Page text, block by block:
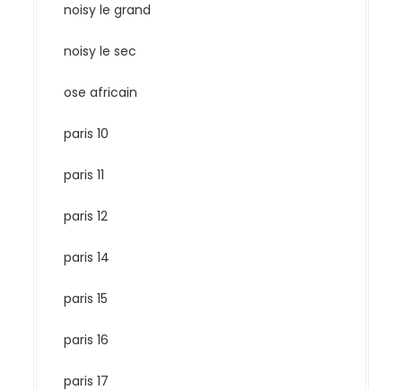
noisy le grand
noisy le sec
ose africain
paris 10
paris 11
paris 12
paris 14
paris 15
paris 16
paris 17